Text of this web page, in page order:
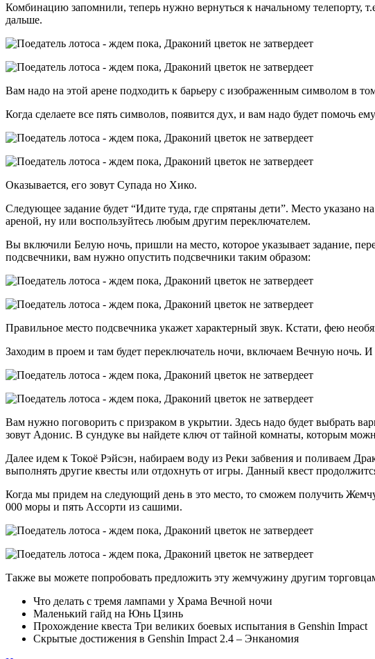
Комбинацию запомнили, теперь нужно вернуться к начальному телепорту,
дальше.
Вам надо на этой арене подходить к барьеру с изображенным символом в
Когда сделаете все пять символов, появится дух, и вам надо будет помочь
Оказывается, его зовут Супада но Хико.
Следующее задание будет “Идите туда, где спрятаны дети”. Место указано
ареной, ну или воспользуйтесь любым другим переключателем.
Вы включили Белую ночь, пришли на место, которое указывает задание,
подсвечники, вам нужно опустить подсвечники таким образом:
Правильное место подсвечника укажет характерный звук. Кстати, фею
Заходим в проем и там будет переключатель ночи, включаем Вечную ночь.
Вам нужно поговорить с призраком в укрытии. Здесь надо будет выбрать
зовут Адонис. В сундуке вы найдете ключ от тайной комнаты, которым
Далее идем к Токоё Рэйсэн, набираем воду из Реки забвения и поливаем
выполнять другие квесты или отдохнуть от игры. Данный квест
Когда мы придем на следующий день в это место, то сможем получить
000 моры и пять Ассорти из сашими.
Также вы можете попробовать предложить эту жемчужину другим
Что делать с тремя лампами у Храма Вечной ночи
Маленький гайд на Юнь Цзинь
Прохождение квеста Три великих боевых испытания в Genshin Impact
Скрытые достижения в Genshin Impact 2.4 – Энканомия